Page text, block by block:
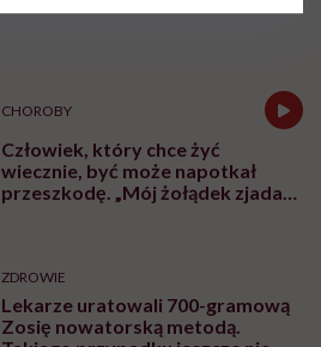
naukowców
CHOROBY
Człowiek, który chce żyć
wiecznie, być może napotkał
przeszkodę. „Mój żołądek zjada
ZDROWIE
Lekarze uratowali 700-gramową
Zosię nowatorską metodą.